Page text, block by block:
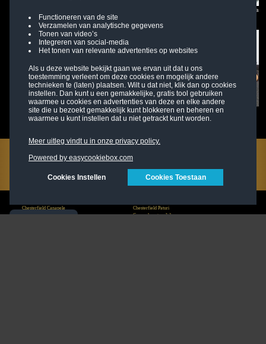
Functioneren van de site
Verzamelen van analytische gegevens
Tonen van video’s
Integreren van social-media
Het tonen van relevante advertenties op websites
Als u deze website bekijkt gaan we ervan uit dat u ons
toestemming verleent om deze cookies en mogelijk andere
technieken te (laten) plaatsen. Wilt u dat niet, klik dan op cookies
instellen. Dan kunt u een gemakkelijke, gratis tool gebruiken
waarmee u cookies en advertenties van deze en elke andere
site die u bezoekt gemakkelijk kunt blokkeren en beheren en
waarmee u kunt instellen dat u niet getrackt kunt worden.
Meer uitleg vindt u in onze privacy policy.
Powered by easycookiebox.com
Cookies Instellen Cookies Toestaan
Citeste mai mult
Citeste mai mult
Proprietarul sucursalei Sonja
Cumpărător principal Felicia
Citeste mai mult
Etajul expozitional Stilista
Hera
Proprietar Bucatarie
Showrooms Ana
Chesterfield Canapele
Chesterfield Fotolii
Chesterfield Paturi
Canapele extensibile